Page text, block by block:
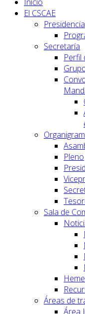
El CSCAE
Presidencia
Secretaría
Perfil
Pleno
Sala de
Áreas de
Área